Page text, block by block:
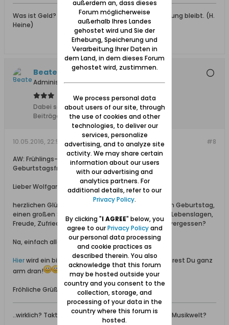
Was ist Geld? Geld ist rund und rollt weg, aber Bildung bleibt. (H.
Heine)
Beate
Administratorin
Dabei seit:11.02.2008
Beiträge:
4853
#8
10.05.2016, 22:59
AW: Frühlings-Frühstück in Prinzlaff- jetzt
Geburtstagsfrühstück?
Lieber Wolfgang,
herzlichen Glückwunsch, alles erdenklich Gute zum Geburtstag,
einen großen Sack voll Gesundheit, Humor für alle Lebenslagen,
Freude, Zufriedenheit, Glücklichsein -hab ich was vergessen?
Na, einfach alles Schöne!
Hierwird ein bissl für Dich gesungen...tät ich es, wärest Du ganz
arm dran!
Fröhliche Grüße Beate
..wirklich? Taktgefühl ist nicht nur ein Begriff in der Musikwelt?
außerdem an, dass dieses
Forum möglicherweise
außerhalb Ihres Landes
gehostet wird und Sie der
Erhebung, Speicherung und
Verarbeitung Ihrer Daten in
dem Land, in dem dieses Forum
gehostet wird, zustimmen.
We process personal data
about users of our site, through
the use of cookies and other
technologies, to deliver our
services, personalize
advertising, and to analyze site
activity. We may share certain
information about our users
with our advertising and
analytics partners. For
additional details, refer to our
Privacy Policy.
By clicking "I AGREE" below, you
agree to ourPrivacy Policyand
our personal data processing
and cookie practices as
described therein. You also
acknowledge that this forum
may be hosted outside your
country and you consent to the
collection, storage, and
processing of your data in the
country where this forum is
hosted.